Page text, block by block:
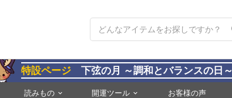
特設ページ 下弦の月 ～調和とバランスの日～
読みもの 開運ツール お客様の声